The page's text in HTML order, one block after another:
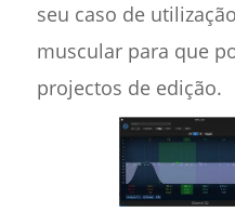
seu caso de
muscular para que
projectos de edição.